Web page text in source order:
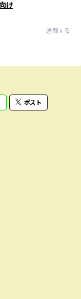
け
通報する
ポスト